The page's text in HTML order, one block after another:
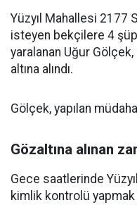
Yüzyıl Mahallesi 2177
isteyen bekçilere 4
yaralanan Uğur
altına alındı.
Gölçek, yapılan
Gözaltına alınan
Gece saatlerinde
kimlik kontrolü